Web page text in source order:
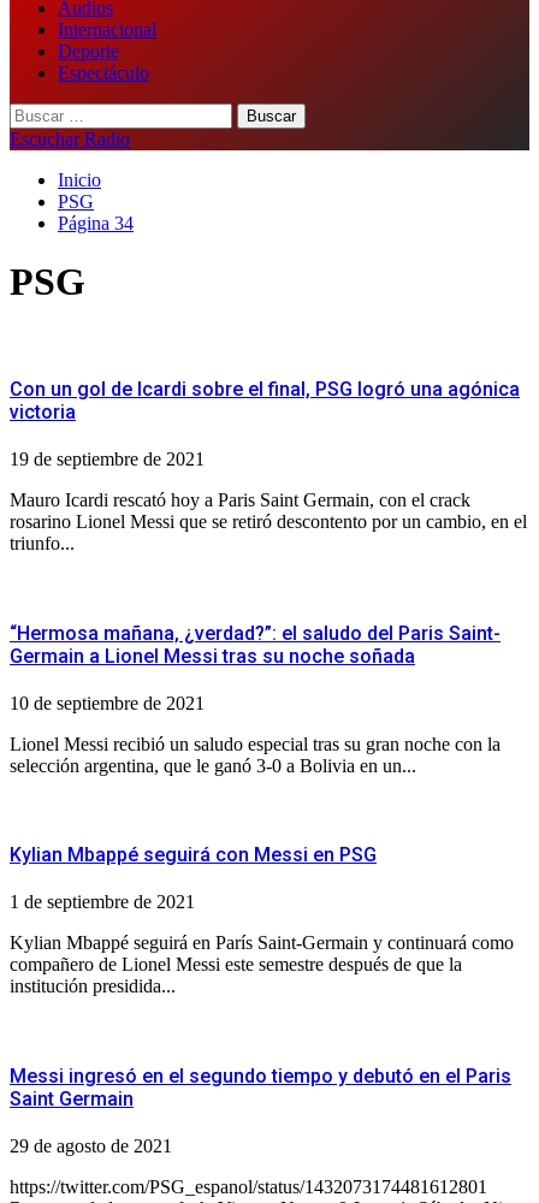
Audios
Internacional
Deporte
Espectáculo
Buscar:
Escuchar Radio
Inicio
PSG
Página 34
PSG
Con un gol de Icardi sobre el final, PSG logró una agónica
victoria
19 de septiembre de 2021
Mauro Icardi rescató hoy a Paris Saint Germain, con el crack
rosarino Lionel Messi que se retiró descontento por un cambio, en el
triunfo...
“Hermosa mañana, ¿verdad?”: el saludo del Paris Saint-
Germain a Lionel Messi tras su noche soñada
10 de septiembre de 2021
Lionel Messi recibió un saludo especial tras su gran noche con la
selección argentina, que le ganó 3-0 a Bolivia en un...
Kylian Mbappé seguirá con Messi en PSG
1 de septiembre de 2021
Kylian Mbappé seguirá en París Saint-Germain y continuará como
compañero de Lionel Messi este semestre después de que la
institución presidida...
Messi ingresó en el segundo tiempo y debutó en el Paris
Saint Germain
29 de agosto de 2021
https://twitter.com/PSG_espanol/status/1432073174481612801